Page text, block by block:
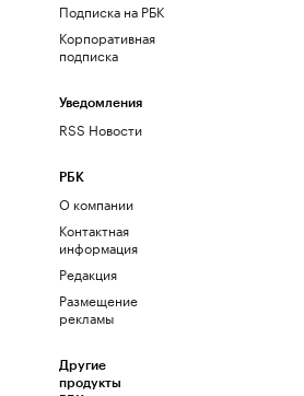
Подписка на РБК
Корпоративная
подписка
Уведомления
RSS Новости
РБК
О компании
Контактная
информация
Редакция
Размещение
рекламы
Другие
продукты